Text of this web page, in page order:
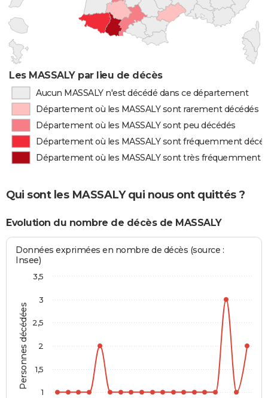
Les MASSALY par lieu de décès
Aucun MASSALY n'est décédé dans ce département
Département où les MASSALY sont rarement décédés
Département où les MASSALY sont peu décédés
Département où les MASSALY sont fréquemment
Département où les MASSALY sont très fréquemment
Qui sont les MASSALY qui nous ont quittés ?
Evolution du nombre de décès de MASSALY
Personnes décédées
Données exprimées en nombre de décès (source :
Insee)
1
1,5
2
2,5
3
3,5